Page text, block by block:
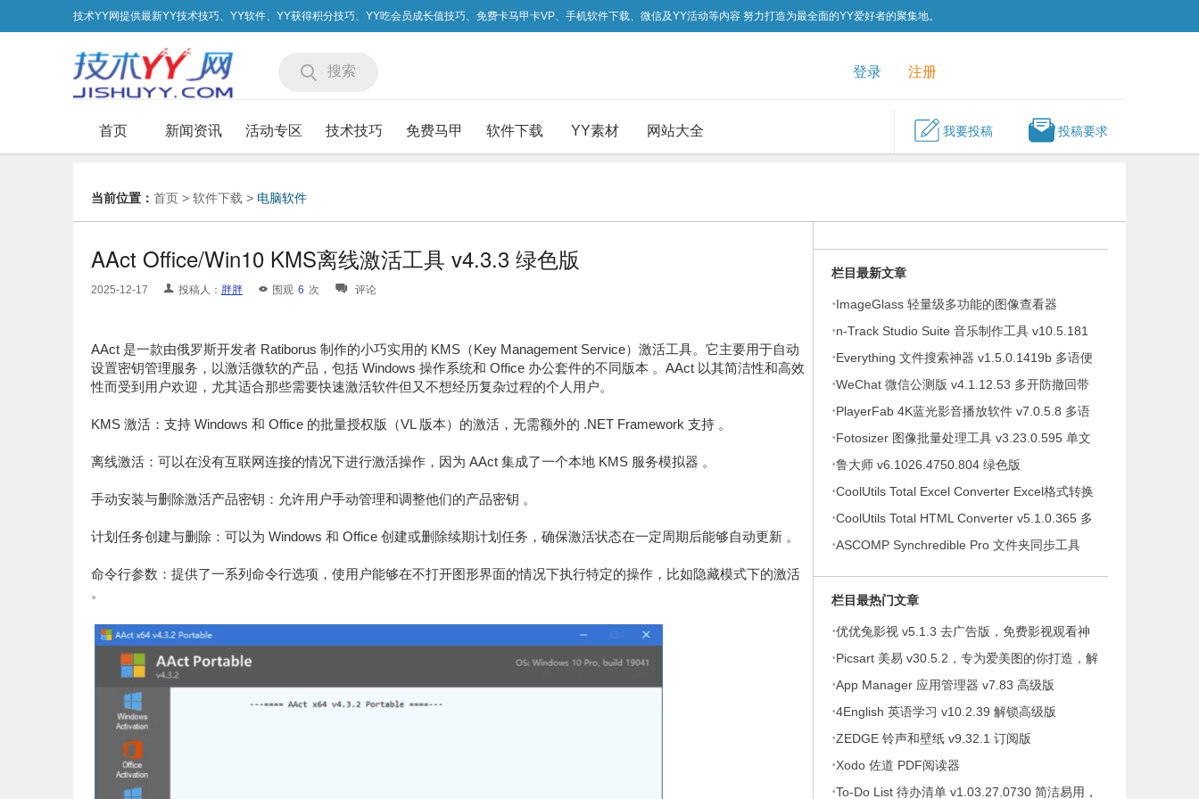
技术YY网提供最新YY技术技巧、YY软件、YY获得积分技巧、YY吃会员成长值技巧、免费卡马甲卡VP、手机软件下载、微信及YY活动等内容 努力打造为最全面的YY爱好者的聚集地。
搜索 登录 注册
首页 新闻资讯 活动专区 技术技巧 免费马甲 软件下载 YY素材 网站大全 我要投稿 投稿要求
当前位置： 首页 > 软件下载 > 电脑软件
AAct Office/Win10 KMS离线激活工具 v4.3.3 绿色版
2025-12-17 投稿人： 胖胖 围观 6 次 评论
AAct 是一款由俄罗斯开发者 Ratiborus 制作的小巧实用的 KMS（Key Management Service）激活工具。它主要用于自动
设置密钥管理服务，以激活微软的产品，包括 Windows 操作系统和 Office 办公套件的不同版本 。AAct 以其简洁性和高效
性而受到用户欢迎，尤其适合那些需要快速激活软件但又不想经历复杂过程的个人用户。
KMS 激活：支持 Windows 和 Office 的批量授权版（VL 版本）的激活，无需额外的 .NET Framework 支持 。
离线激活：可以在没有互联网连接的情况下进行激活操作，因为 AAct 集成了一个本地 KMS 服务模拟器 。
手动安装与删除激活产品密钥：允许用户手动管理和调整他们的产品密钥 。
计划任务创建与删除：可以为 Windows 和 Office 创建或删除续期计划任务，确保激活状态在一定周期后能够自动更新 。
命令行参数：提供了一系列命令行选项，使用户能够在不打开图形界面的情况下执行特定的操作，比如隐藏模式下的激活
。
栏目最新文章
·ImageGlass 轻量级多功能的图像查看器
v9.6.1.807 便携版
·n-Track Studio Suite 音乐制作工具 v10.5.181
·Everything 文件搜索神器 v1.5.0.1419b 多语便
携版
·WeChat 微信公测版 v4.1.12.53 多开防撤回带
提示绿色版
·PlayerFab 4K蓝光影音播放软件 v7.0.5.8 多语
便携版
·Fotosizer 图像批量处理工具 v3.23.0.595 单文
件绿色版
·鲁大师 v6.1026.4750.804 绿色版
·CoolUtils Total Excel Converter Excel格式转换
器 v7.1.0.146 多语便携版
·CoolUtils Total HTML Converter v5.1.0.365 多
语便携版
·ASCOMP Synchredible Pro 文件夹同步工具
栏目最热门文章
·优优兔影视 v5.1.3 去广告版，免费影视观看神
器
·Picsart 美易 v30.5.2，专为爱美图的你打造，解
锁高级版
·App Manager 应用管理器 v7.83 高级版
·4English 英语学习 v10.2.39 解锁高级版
·ZEDGE 铃声和壁纸 v9.32.1 订阅版
·Xodo 佐道 PDF阅读器
·To-Do List 待办清单 v1.03.27.0730 简洁易用，